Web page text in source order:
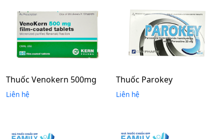
Thuốc Venokern 500mg
Liên hệ
Thuốc Parokey
Liên hệ